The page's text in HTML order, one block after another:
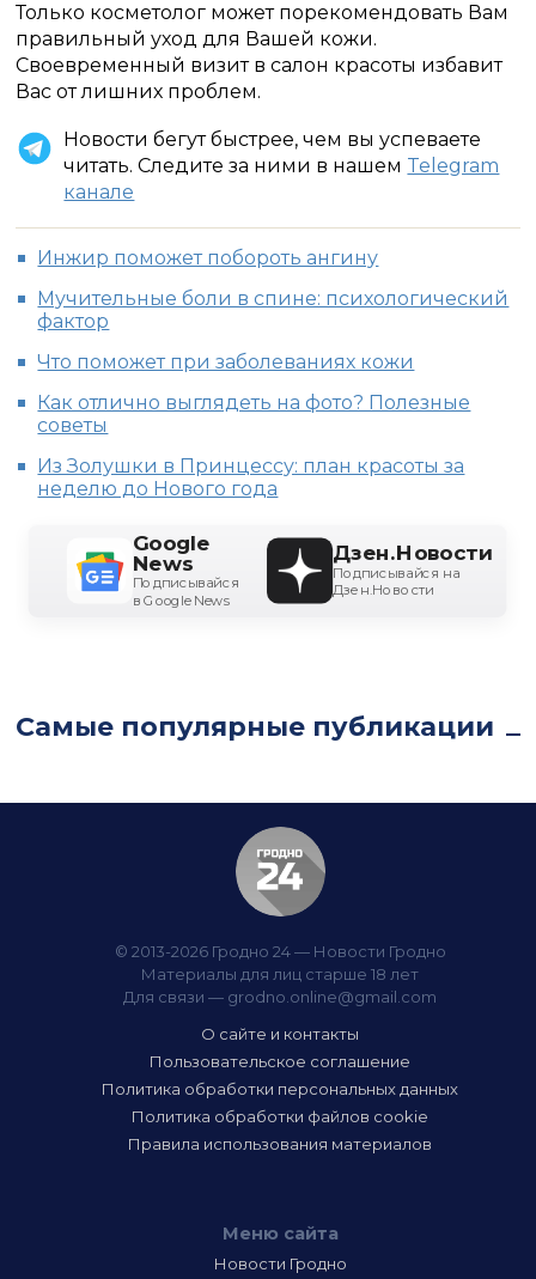
Только косметолог может порекомендовать Вам
правильный уход для Вашей кожи.
Своевременный визит в салон красоты избавит
Вас от лишних проблем.
Новости бегут быстрее, чем вы успеваете
читать. Следите за ними в нашем Telegram
канале
Инжир поможет побороть ангину
Мучительные боли в спине: психологический
фактор
Что поможет при заболеваниях кожи
Как отлично выглядеть на фото? Полезные
советы
Из Золушки в Принцессу: план красоты за
неделю до Нового года
Google
News
Подписывайся
в Google News
Дзен.Новости
Подписывайся на
Дзен.Новости
Самые популярные публикации
© 2013-2026 Гродно 24 — Новости Гродно
Материалы для лиц старше 18 лет
Для связи — grodno.online@gmail.com
О сайте и контакты
Пользовательское соглашение
Политика обработки персональных данных
Политика обработки файлов cookie
Правила использования материалов
Меню сайта
Новости Гродно